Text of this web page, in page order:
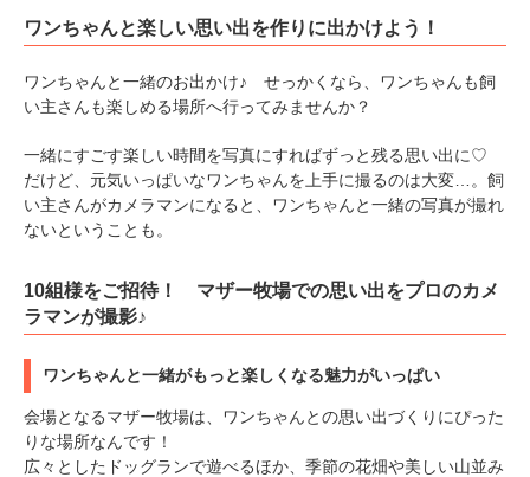
ワンちゃんと楽しい思い出を作りに出かけよう！
ワンちゃんと一緒のお出かけ♪ せっかくなら、ワンちゃんも飼
い主さんも楽しめる場所へ行ってみませんか？
一緒にすごす楽しい時間を写真にすればずっと残る思い出に♡
だけど、元気いっぱいなワンちゃんを上手に撮るのは大変…。飼
い主さんがカメラマンになると、ワンちゃんと一緒の写真が撮れ
ないということも。
10組様をご招待！ マザー牧場での思い出をプロのカメ
ラマンが撮影♪
ワンちゃんと一緒がもっと楽しくなる魅力がいっぱい
会場となるマザー牧場は、ワンちゃんとの思い出づくりにぴった
りな場所なんです！
広々としたドッグランで遊べるほか、季節の花畑や美しい山並み